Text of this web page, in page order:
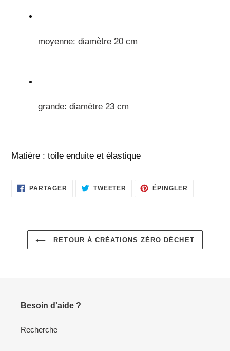
moyenne: diamètre 20 cm
grande: diamètre 23 cm
Matière : toile enduite et élastique
PARTAGER PARTAGER
SUR
TWEETER TWEETER
SUR
ÉPINGLER
RETOUR À CRÉATIONS ZÉRO DÉCHET
Besoin d'aide ?
Recherche